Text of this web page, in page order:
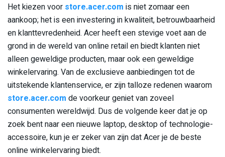
Het kiezen voor store.acer.com is niet zomaar een
aankoop; het is een investering in kwaliteit, betrouwbaarheid
en klanttevredenheid. Acer heeft een stevige voet aan de
grond in de wereld van online retail en biedt klanten niet
alleen geweldige producten, maar ook een geweldige
winkelervaring. Van de exclusieve aanbiedingen tot de
uitstekende klantenservice, er zijn talloze redenen waarom
store.acer.com de voorkeur geniet van zoveel
consumenten wereldwijd. Dus de volgende keer dat je op
zoek bent naar een nieuwe laptop, desktop of technologie-
accessoire, kun je er zeker van zijn dat Acer je de beste
online winkelervaring biedt.